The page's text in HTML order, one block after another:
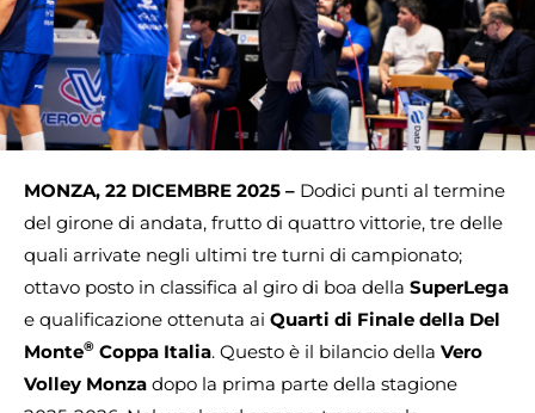
MONZA, 22 DICEMBRE 2025 – Dodici punti al termine
del girone di andata, frutto di quattro vittorie, tre delle
quali arrivate negli ultimi tre turni di campionato;
ottavo posto in classifica al giro di boa della SuperLega
e qualificazione ottenuta ai Quarti di Finale della Del
Monte® Coppa Italia. Questo è il bilancio della Vero
Volley Monza dopo la prima parte della stagione